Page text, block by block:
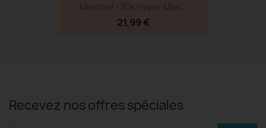
Menthol - 30k Hyper Max...
21,99 €
Recevez nos offres spéciales